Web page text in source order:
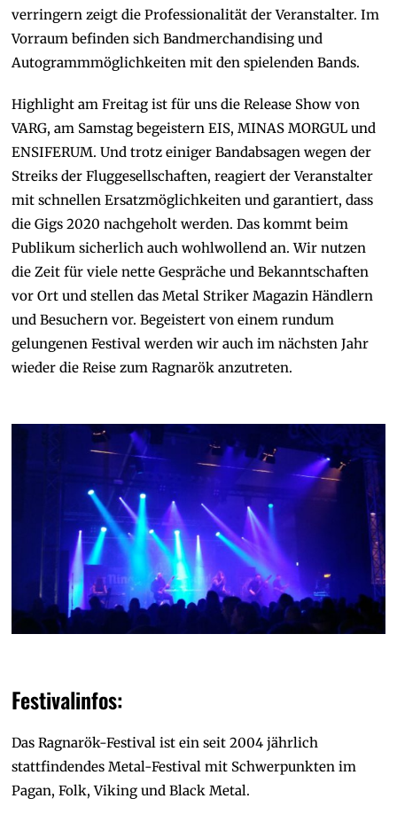
verringern zeigt die Professionalität der Veranstalter. Im
Vorraum befinden sich Bandmerchandising und
Autogrammmöglichkeiten mit den spielenden Bands.
Highlight am Freitag ist für uns die Release Show von
VARG, am Samstag begeistern EIS, MINAS MORGUL und
ENSIFERUM. Und trotz einiger Bandabsagen wegen der
Streiks der Fluggesellschaften, reagiert der Veranstalter
mit schnellen Ersatzmöglichkeiten und garantiert, dass
die Gigs 2020 nachgeholt werden. Das kommt beim
Publikum sicherlich auch wohlwollend an. Wir nutzen
die Zeit für viele nette Gespräche und Bekanntschaften
vor Ort und stellen das Metal Striker Magazin Händlern
und Besuchern vor. Begeistert von einem rundum
gelungenen Festival werden wir auch im nächsten Jahr
wieder die Reise zum Ragnarök anzutreten.
Festivalinfos:
Das Ragnarök-Festival ist ein seit 2004 jährlich
stattfindendes Metal-Festival mit Schwerpunkten im
Pagan, Folk, Viking und Black Metal.